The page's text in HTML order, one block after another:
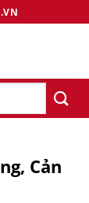
Cản